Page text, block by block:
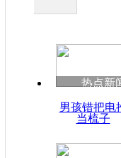
热点新
男孩错把电
当梳子